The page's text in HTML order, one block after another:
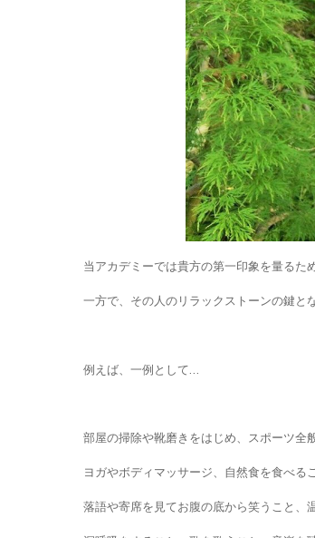
当アカデミーでは貴方の第一印象を量るた
一方で、その人のリラックストーンの鍵と
例えば、一例として…
部屋の掃除や靴磨きをはじめ、スポーツ全
ヨガやボディマッサージ、自然食を食べる
落語や寄席を見てお腹の底から笑うこと、